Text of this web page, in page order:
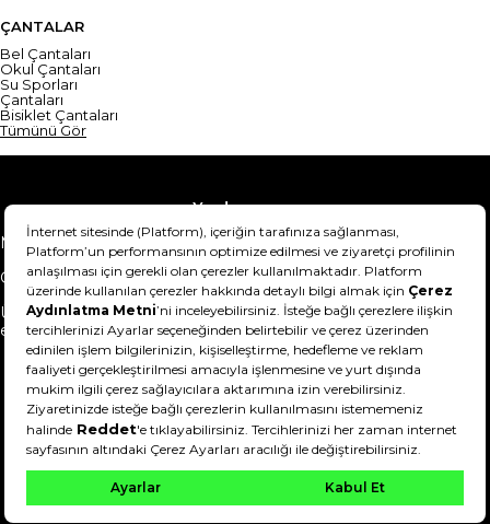
ÇANTALAR
Bel Çantaları
Okul Çantaları
Su Sporları
Çantaları
Bisiklet Çantaları
Tümünü Gör
Yardım
Mesafeli Satış Sözleşmesi
Teslimat Bilgisi
Gizlilik Sözleşmesi
Şartlar & Koşullar
Ürünümü nasıl iade
edebilirim?
Hakkımızda
DeFactoFIT ©️ 2022-2026. Tüm hakları saklıdır.
11